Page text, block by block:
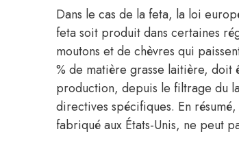
Dans le cas de la feta, la loi
feta soit produit dans certaines
moutons et de chèvres qui
% de matière grasse laitière, doit
production, depuis le filtrage du
directives spécifiques. En
fabriqué aux États-Unis, ne peut